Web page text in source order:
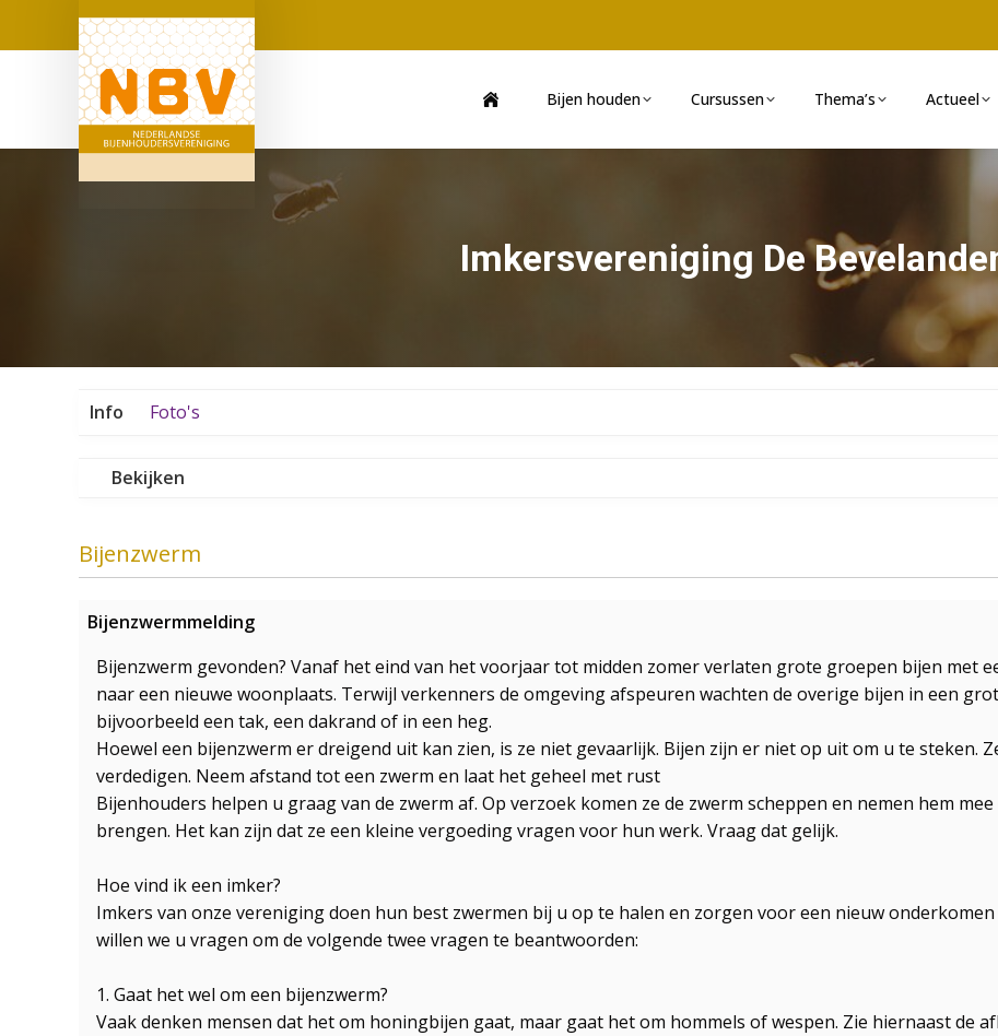
Bijen houden Cursussen Thema’s Actueel
Imkersvereniging De
Info Foto's
Bekijken
Bijenzwerm
Bijenzwermmelding
Bijenzwerm gevonden? Vanaf het eind van het voorjaar tot midden zomer verlaten grote groepen bijen met
naar een nieuwe woonplaats. Terwijl verkenners de omgeving afspeuren wachten de overige bijen in een
bijvoorbeeld een tak, een dakrand of in een heg.
Hoewel een bijenzwerm er dreigend uit kan zien, is ze niet gevaarlijk. Bijen zijn er niet op uit om u te steken.
verdedigen. Neem afstand tot een zwerm en laat het geheel met rust
Bijenhouders helpen u graag van de zwerm af. Op verzoek komen ze de zwerm scheppen en nemen hem
brengen. Het kan zijn dat ze een kleine vergoeding vragen voor hun werk. Vraag dat gelijk.
Hoe vind ik een imker?
Imkers van onze vereniging doen hun best zwermen bij u op te halen en zorgen voor een nieuw
willen we u vragen om de volgende twee vragen te beantwoorden:
1. Gaat het wel om een bijenzwerm?
Vaak denken mensen dat het om honingbijen gaat, maar gaat het om hommels of wespen. Zie hiernaast de